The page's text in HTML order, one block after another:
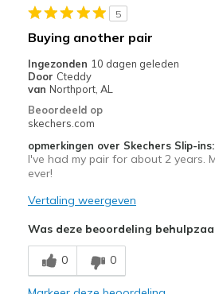
page
met
de
migratiegeschiedenis
van
de
page_id
bezoeken.
5
Buying another pair
Ingezonden 10 dagen geleden
Door Cteddy
van Northport, AL
Beoordeeld op
skechers.com
opmerkingen over Skechers Slip-
I've had my pair for about 2 years.
ever!
Vertaling weergeven
Was deze beoordeling
0 0